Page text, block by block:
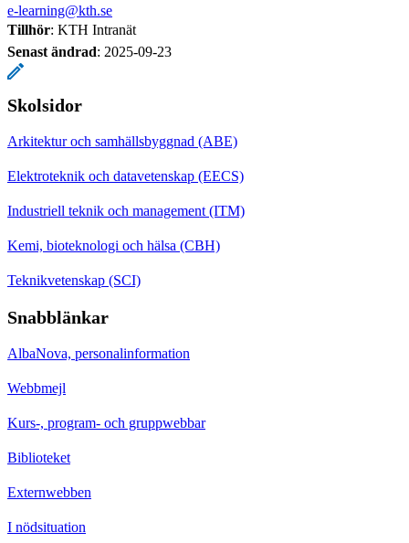
e-learning@kth.se
Tillhör: KTH Intranät
Senast ändrad: 2025-09-23
Skolsidor
Arkitektur och samhällsbyggnad (ABE)
Elektroteknik och datavetenskap (EECS)
Industriell teknik och management (ITM)
Kemi, bioteknologi och hälsa (CBH)
Teknikvetenskap (SCI)
Snabblänkar
AlbaNova, personalinformation
Webbmejl
Kurs-, program- och gruppwebbar
Biblioteket
Externwebben
I nödsituation